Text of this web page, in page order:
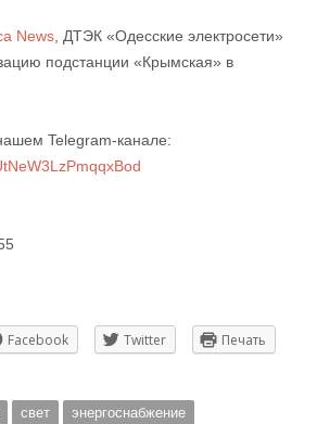
News, ДТЭК «Одесские электросети»
подстанции «Крымская» в
Telegram-канале:
Facebook Twitter Печать
свет энергоснабжение